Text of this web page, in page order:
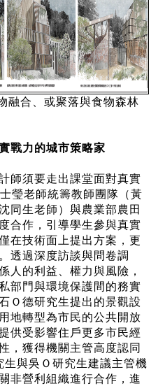
融合、或聚落與食物森林
戰力的城市策略家
師須要走出課堂面對真實
瑩老師統籌教師團隊（黃
同生老師）與農業部農田
合作，引導學生參與真實
在技術面上提出方案，更
透過深度訪談與問卷調
人的利益、權力與風險，
部門與環境保護間的務實
Ｏ德研究生提出的景觀設
地轉型為市民的公共開放
供受影響住戶更多市民經
，獲得機關主管高度認同
生與吳Ｏ研究生建議主管機
非營利組織進行合作，進